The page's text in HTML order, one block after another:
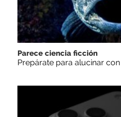
Parece ciencia ficción
Prepárate para alucinar